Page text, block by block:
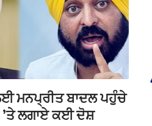
ਮਨਪ੍ਰੀਤ ਬਾਦਲ ਪਹੁੰਚੇ
’ਤੇ ਲਗਾਏ ਕਈ ਦੋਸ਼